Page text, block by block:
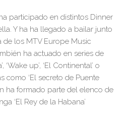
participado en distintos Dinner
Y ha ha llegado a bailar junto
de los MTV Europe Music
ha actuado en series de
up’, ‘El Continental’ o
como ‘El secreto de Puente
ha formado parte del elenco de
‘El Rey de la Habana’